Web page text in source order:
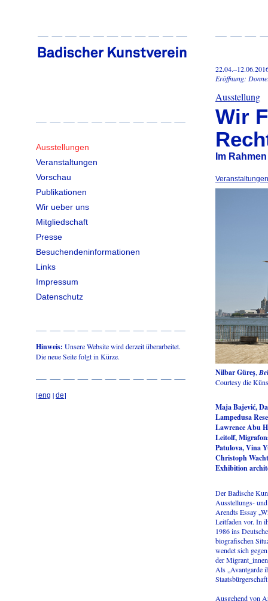
Ausstellungen
Veranstaltungen
Vorschau
Publikationen
Wir ueber uns
Mitgliedschaft
Presse
Besuchendeninformationen
Links
Impressum
Datenschutz
Hinweis: Unsere Website wird derzeit überarbeitet.
Die neue Seite folgt in Kürze.
[eng | de]
Eröffnung:
Ausstellung
Wir
Im
Veranstaltungen
Nilbar Güreş,
Courtesy die
Maja Bajević,
Lampedusa
Lawrence Abu
Leitolf,
Patulova, Vina
Christoph
Exhibition
Der Badische
Ausstellungs-
Arendts Essay
Leitfaden vor. In
1986 ins
biografischen
wendet sich
der
Als „Avantgarde
Ausgehend von